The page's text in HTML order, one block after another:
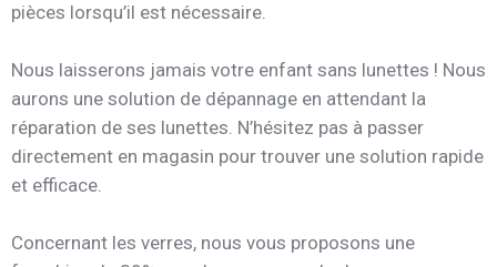
pièces lorsqu’il est nécessaire.
Nous laisserons jamais votre enfant sans lunettes ! Nous
aurons une solution de dépannage en attendant la
réparation de ses lunettes. N’hésitez pas à passer
directement en magasin pour trouver une solution rapide
et efficace.
Concernant les verres, nous vous proposons une